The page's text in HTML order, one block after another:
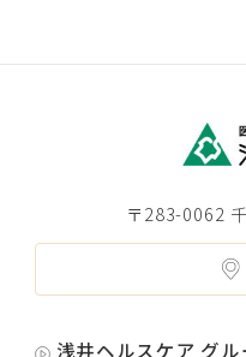
〒283-0062
浅井ヘルスケア グル